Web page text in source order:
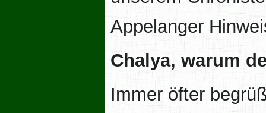
Appelanger
Chalya, warum
Immer öfter